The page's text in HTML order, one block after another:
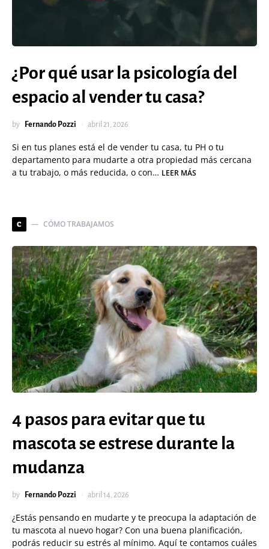
¿Por qué usar la psicología del
espacio al vender tu casa?
by Fernando Pozzi abril 21, 2026
Si en tus planes está el de vender tu casa, tu PH o tu
departamento para mudarte a otra propiedad más cercana
a tu trabajo, o más reducida, o con… LEER MÁS
C CÓMO TRABAJAMOS
4 pasos para evitar que tu
mascota se estrese durante la
mudanza
by Fernando Pozzi abril 14, 2026
¿Estás pensando en mudarte y te preocupa la adaptación de
tu mascota al nuevo hogar? Con una buena planificación,
podrás reducir su estrés al mínimo. Aquí te contamos cuáles